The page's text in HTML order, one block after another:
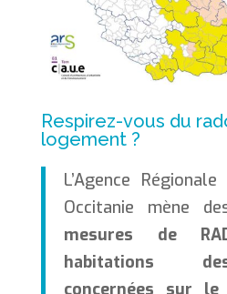
Respirez-vous du
logement ?
L’Agence
Occitanie mène
mesures de
habitations
concernées sur